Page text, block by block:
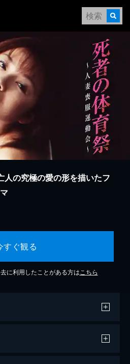
人の究極の愛の形を描いたフ
すぐ観る
に利用したことがある方は こちら